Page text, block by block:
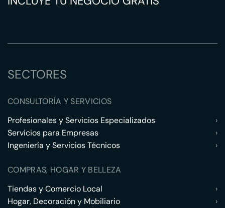
SECTORES
CONSULTORÍA Y SERVICIOS
Profesionales y Servicios Especializados
›
Servicios para Empresas
›
Ingeniería y Servicios Técnicos
›
COMPRAS, HOGAR Y BELLEZA
Tiendas y Comercio Local
›
Hogar, Decoración y Mobiliario
›